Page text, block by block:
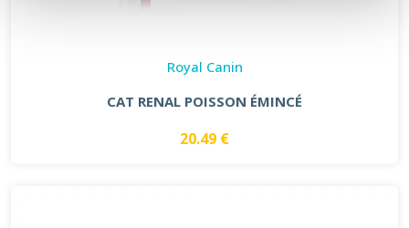
Royal Canin
CAT RENAL POISSON ÉMINCÉ
20.49 €